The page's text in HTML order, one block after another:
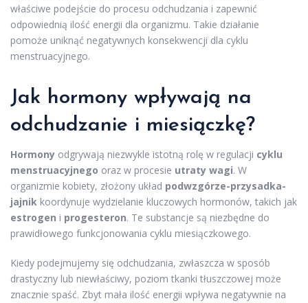
właściwe podejście do procesu odchudzania i zapewnić
odpowiednią ilość energii dla organizmu. Takie działanie
pomoże uniknąć negatywnych konsekwencji dla cyklu
menstruacyjnego.
Jak hormony wpływają na
odchudzanie i miesiączkę?
Hormony odgrywają niezwykle istotną rolę w regulacji cyklu
menstruacyjnego oraz w procesie utraty wagi. W
organizmie kobiety, złożony układ podwzgórze-przysadka-
jajnik koordynuje wydzielanie kluczowych hormonów, takich jak
estrogen i progesteron. Te substancje są niezbędne do
prawidłowego funkcjonowania cyklu miesiączkowego.
Kiedy podejmujemy się odchudzania, zwłaszcza w sposób
drastyczny lub niewłaściwy, poziom tkanki tłuszczowej może
znacznie spaść. Zbyt mała ilość energii wpływa negatywnie na